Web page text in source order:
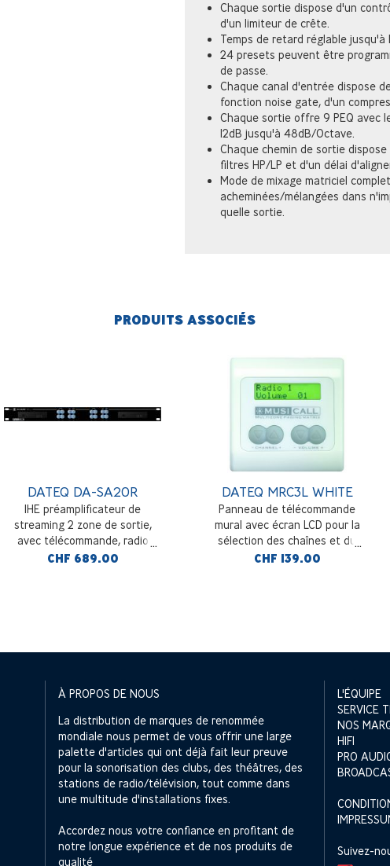
Chaque sortie dispose d'un
d'un limiteur de crête.
Temps de retard réglable jusqu'à
24 presets peuvent être
de passe.
Chaque canal d'entrée dispose
fonction noise gate, d'un
Chaque sortie offre 9 PEQ avec
12dB jusqu'à 48dB/Octave.
Chaque chemin de sortie
filtres HP/LP et d'un délai
Mode de mixage matriciel
acheminées/mélangées dans
quelle sortie.
PRODUITS ASSOCIÉS
DATEQ DA-SA20R
1HE préamplificateur de
streaming 2 zone de sortie,
avec télécommande, radio
internet
CHF 689.00
DATEQ MRC3L WHITE
Panneau de télécommande
mural avec écran LCD pour la
sélection des chaînes et du
volume, blanc
CHF 139.00
À PROPOS DE NOUS
La distribution de marques de renommée
mondiale nous permet de vous offrir une large
palette d'articles qui ont déjà fait leur preuve
pour la sonorisation des clubs, des théâtres, des
stations de radio/télévision, tout comme dans
une multitude d'installations fixes.
Accordez nous votre confiance en profitant de
notre longue expérience et de nos produits de
qualité
L'ÉQUIPE
SERVICE
NOS
HIFI
PRO
Suivez-